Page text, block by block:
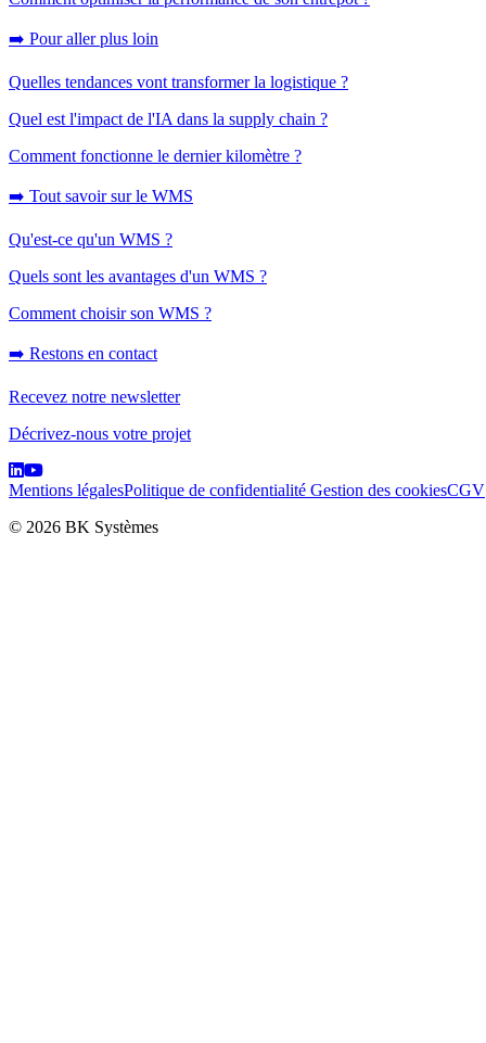
➡️ Pour aller plus loin
Quelles tendances vont transformer la logistique ?
Quel est l'impact de l'IA dans la supply chain ?
Comment fonctionne le dernier kilomètre ?
➡️ Tout savoir sur le WMS
Qu'est-ce qu'un WMS ?
Quels sont les avantages d'un WMS ?
Comment choisir son WMS ?
➡️ Restons en contact
Recevez notre newsletter
Décrivez-nous votre projet
Mentions légalesPolitique de confidentialité Gestion des cookiesCGV
© 2026 BK Systèmes